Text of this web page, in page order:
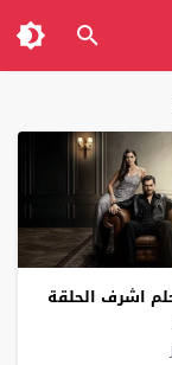
اشرف الحلقة